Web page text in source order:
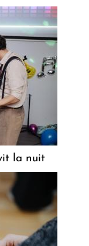
la nuit